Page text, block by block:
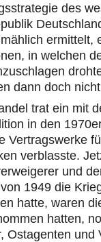
des
ermittelt,
in welchen
dann doch
trat ein mit
in den
Vertragswerke
verblasste.
und
1949 die
hatte, waren
hatten,
Ostagenten